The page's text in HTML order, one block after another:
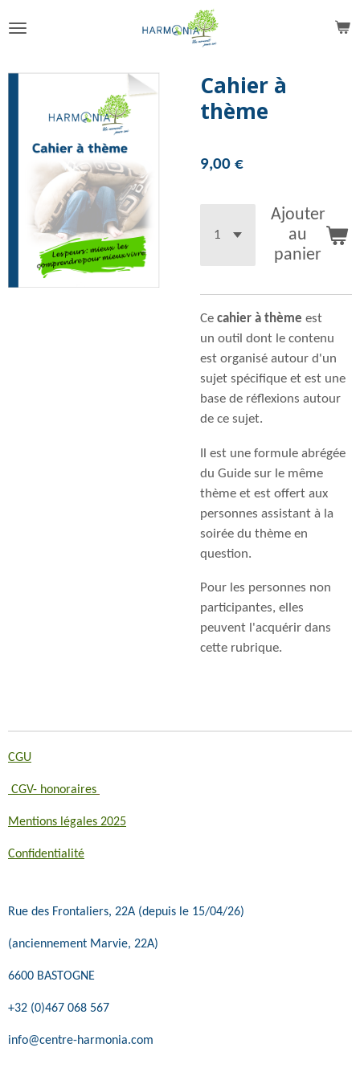
au
principal
Cahier à
thème
9,00 €
Ajouter
au
panier
Ce cahier à thème est
un outil dont le contenu
est organisé autour d'un
sujet spécifique et est une
base de réflexions autour
de ce sujet.
Il est une formule abrégée
du Guide sur le même
thème et est offert aux
personnes assistant à la
soirée du thème en
question.
Pour les personnes non
participantes, elles
peuvent l'acquérir dans
cette rubrique.
CGU
CGV- honoraires
Mentions légales 2025
Confidentialité
Rue des Frontaliers, 22A (depuis le 15/04/26)
(anciennement Marvie, 22A)
6600 BASTOGNE
+32 (0)467 068 567
info@centre-harmonia.com